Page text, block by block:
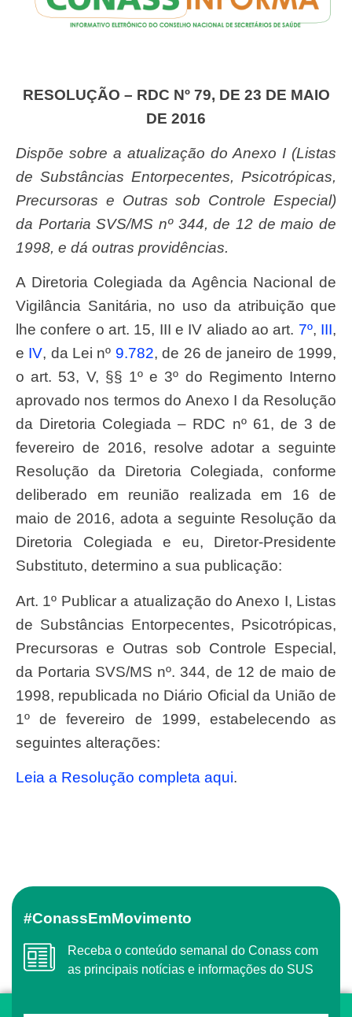
RESOLUÇÃO – RDC Nº 79, DE 23 DE MAIO
DE 2016
Dispõe sobre a atualização do Anexo I (Listas
de Substâncias Entorpecentes, Psicotrópicas,
Precursoras e Outras sob Controle Especial)
da Portaria SVS/MS nº 344, de 12 de maio de
1998, e dá outras providências.
A Diretoria Colegiada da Agência Nacional de
Vigilância Sanitária, no uso da atribuição que
lhe confere o art. 15, III e IV aliado ao art. 7º, III,
e IV, da Lei nº 9.782, de 26 de janeiro de 1999,
o art. 53, V, §§ 1º e 3º do Regimento Interno
aprovado nos termos do Anexo I da Resolução
da Diretoria Colegiada – RDC nº 61, de 3 de
fevereiro de 2016, resolve adotar a seguinte
Resolução da Diretoria Colegiada, conforme
deliberado em reunião realizada em 16 de
maio de 2016, adota a seguinte Resolução da
Diretoria Colegiada e eu, Diretor-Presidente
Substituto, determino a sua publicação:
Art. 1º Publicar a atualização do Anexo I, Listas
de Substâncias Entorpecentes, Psicotrópicas,
Precursoras e Outras sob Controle Especial,
da Portaria SVS/MS nº. 344, de 12 de maio de
1998, republicada no Diário Oficial da União de
1º de fevereiro de 1999, estabelecendo as
seguintes alterações:
Leia a Resolução completa aqui.
#ConassEmMovimento
Receba o conteúdo semanal do Conass com
as principais notícias e informações do SUS